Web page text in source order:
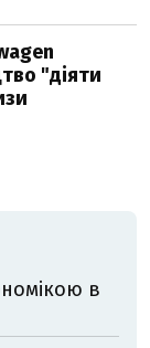
"діяти
в